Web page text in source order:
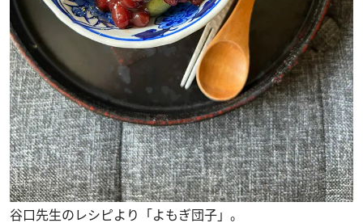
谷口先生のレシピより「よもぎ団子」。